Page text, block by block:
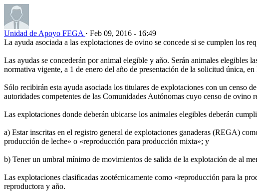
Unidad de Apoyo FEGA · Feb 09, 2016 - 16:49
La ayuda asociada a las explotaciones de ovino se concede si se cumplen los
Las ayudas se concederán por animal elegible y año. Serán animales elegibles
normativa vigente, a 1 de enero del año de presentación de la solicitud única,
Sólo recibirán esta ayuda asociada los titulares de explotaciones con un censo
autoridades competentes de las Comunidades Autónomas cuyo censo de ovino
Las explotaciones donde deberán ubicarse los animales elegibles deberán
a) Estar inscritas en el registro general de explotaciones ganaderas (REGA)
producción de leche» o «reproducción para producción mixta»; y
b) Tener un umbral mínimo de movimientos de salida de la explotación de al
Las explotaciones clasificadas zootécnicamente como «reproducción para la
reproductora y año.